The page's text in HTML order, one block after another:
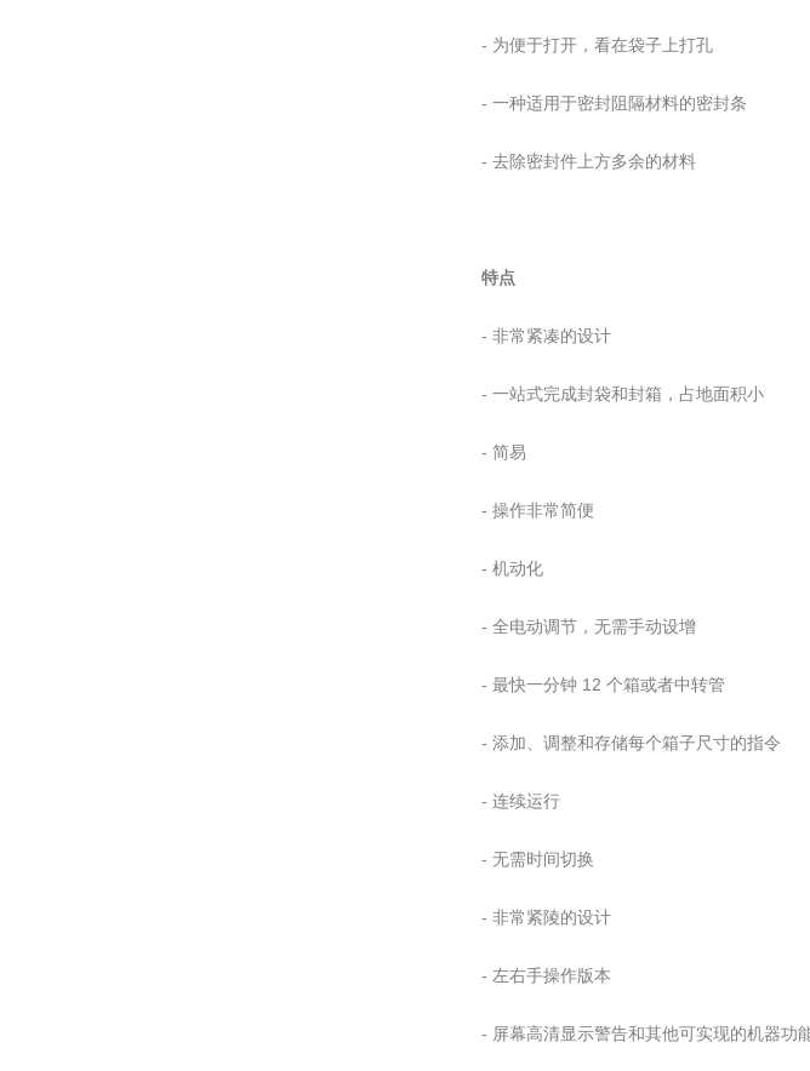
- 为便于打开，看在袋子上打孔
- 一种适用于密封阻隔材料的密封条
- 去除密封件上方多余的材料
特点
- 非常紧凑的设计
- 一站式完成封袋和封箱，占地面积小
- 简易
- 操作非常简便
- 机动化
- 全电动调节，无需手动设增
- 最快一分钟 12 个箱或者中转管
- 添加、调整和存储每个箱子尺寸的指令
- 连续运行
- 无需时间切换
- 非常紧陵的设计
- 左右手操作版本
- 屏幕高清显示警告和其他可实现的机器功